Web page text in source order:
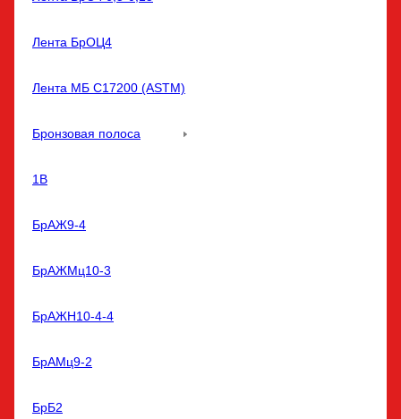
Лента БрОЦ4
Лента МБ С17200 (ASTM)
Бронзовая полоса
1В
БрАЖ9-4
БрАЖМц10-3
БрАЖН10-4-4
БрАМц9-2
БрБ2